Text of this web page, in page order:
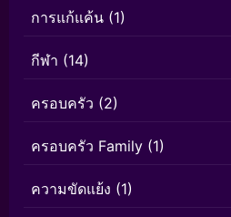
การแก้แค้น (1)
กีฬา (14)
ครอบครัว (2)
ครอบครัว Family (1)
ความขัดแย้ง (1)